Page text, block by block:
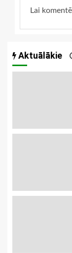
Lai
Aktuālākie